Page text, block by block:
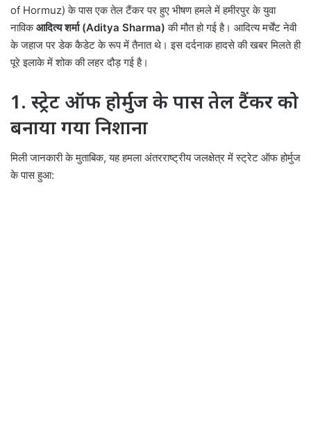
of Hormuz) के पास एक तेल टैंकर पर हुए भीषण हमले में हमीरपुर के युवा
नाविकआदित्य शर्मा (Aditya Sharma) की मौत हो गई है। आदित्य मर्चेंट नेवी
के जहाज पर डेक कैडेट के रूप में तैनात थे। इस दर्दनाक हादसे की खबर मिलते ही
पूरे इलाके में शोक की लहर दौड़ गई है।
1. स्ट्रेट ऑफ होर्मुज के पास तेल टैंकर को
बनाया गया निशाना
मिली जानकारी के मुताबिक, यह हमला अंतरराष्ट्रीय जलक्षेत्र में स्ट्रेट ऑफ होर्मुज
के पास हुआ: